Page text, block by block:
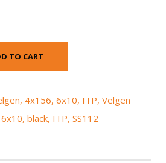
TO CART
, 4x156, 6x10, ITP, Velgen
6x10, black, ITP, SS112